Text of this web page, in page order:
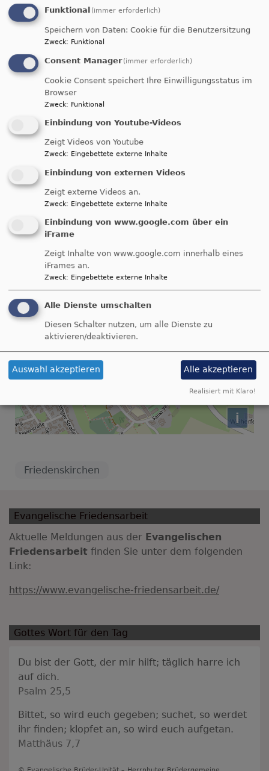
Bildrechte Pocoloco0815
Die Friedenskirche in Neumarkt-St.Veit , 1952
geweiht, ist heute eine der wenigen Bartning-
Kirchen, die fast im Originalzustand
ununterbrochen als Kirche bis heute genutzt
wird. Ein gebäudliches Kleinod und Denkmal
einer ganz wichtigen Zeit der Stadt Neumarkt –
St.Veit.
Weitere Informationen finden Sie unter:
http://evangelisch.4p4culture.com/friedenskirche-
neumarkt-st-veit/
zurück zur Karte
Neumarkt
+
i
Friedenskirchen
Evangelische Friedensarbeit
Aktuelle Meldungen aus der Evangelischen
Friedensarbeit finden Sie unter dem folgenden
Link:
https://www.evangelische-friedensarbeit.de/
Gottes Wort für den Tag
Du bist der Gott, der mir hilft; täglich harre ich
auf dich.
Psalm 25,5
Bittet, so wird euch gegeben; suchet, so werdet
ihr finden; klopfet an, so wird euch aufgetan.
Matthäus 7,7
Funktional (immer erforderlich)
Speichern von Daten: Cookie für die Benutzersitzung
Zweck: Funktional
Consent Manager (immer erforderlich)
Cookie Consent speichert Ihre Einwilligungsstatus im
Browser
Zweck: Funktional
Einbindung von Youtube-Videos
Zeigt Videos von Youtube
Zweck: Eingebettete externe Inhalte
Einbindung von externen Videos
Zeigt externe Videos an.
Zweck: Eingebettete externe Inhalte
Einbindung von www.google.com über ein
iFrame
Zeigt Inhalte von www.google.com innerhalb eines
iFrames an.
Zweck: Eingebettete externe Inhalte
Alle Dienste umschalten
Diesen Schalter nutzen, um alle Dienste zu
aktivieren/deaktivieren.
Auswahl akzeptieren Alle akzeptieren
Realisiert mit Klaro!